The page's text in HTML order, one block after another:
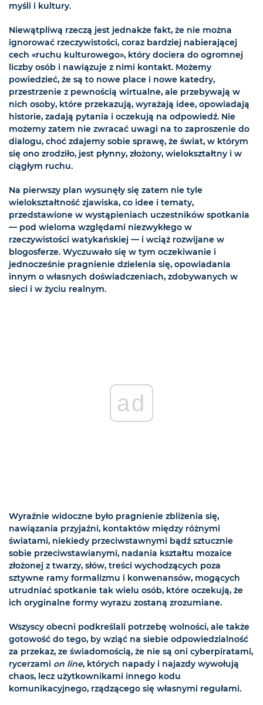
myśli i kultury.
Niewątpliwą rzeczą jest jednakże fakt, że nie można
ignorować rzeczywistości, coraz bardziej nabierającej
cech «ruchu kulturowego», który dociera do ogromnej
liczby osób i nawiązuje z nimi kontakt. Możemy
powiedzieć, że są to nowe place i nowe katedry,
przestrzenie z pewnością wirtualne, ale przebywają w
nich osoby, które przekazują, wyrażają idee, opowiadają
historie, zadają pytania i oczekują na odpowiedź. Nie
możemy zatem nie zwracać uwagi na to zaproszenie do
dialogu, choć zdajemy sobie sprawę, że świat, w którym
się ono zrodziło, jest płynny, złożony, wielokształtny i w
ciągłym ruchu.
Na pierwszy plan wysunęły się zatem nie tyle
wielokształtność zjawiska, co idee i tematy,
przedstawione w wystąpieniach uczestników spotkania
— pod wieloma względami niezwykłego w
rzeczywistości watykańskiej — i wciąż rozwijane w
blogosferze. Wyczuwało się w tym oczekiwanie i
jednocześnie pragnienie dzielenia się, opowiadania
innym o własnych doświadczeniach, zdobywanych w
sieci i w życiu realnym.
ad
Wyraźnie widoczne było pragnienie zbliżenia się,
nawiązania przyjaźni, kontaktów między różnymi
światami, niekiedy przeciwstawnymi bądź sztucznie
sobie przeciwstawianymi, nadania kształtu mozaice
złożonej z twarzy, słów, treści wychodzących poza
sztywne ramy formalizmu i konwenansów, mogących
utrudniać spotkanie tak wielu osób, które oczekują, że
ich oryginalne formy wyrazu zostaną zrozumiane.
Wszyscy obecni podkreślali potrzebę wolności, ale także
gotowość do tego, by wziąć na siebie odpowiedzialność
za przekaz, ze świadomością, że nie są oni cyberpiratami,
rycerzami on line, których napady i najazdy wywołują
chaos, lecz użytkownikami innego kodu
komunikacyjnego, rządzącego się własnymi regułami.